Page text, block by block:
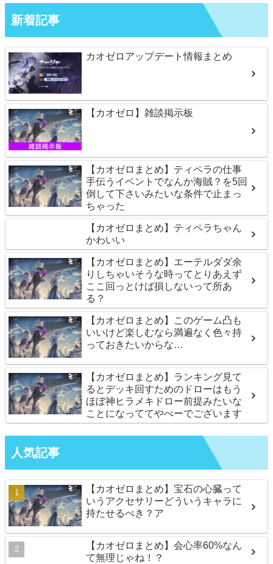
新着記事
カオゼロアップデート情報まとめ
【カオゼロ】雑談掲示板
【カオゼロまとめ】ティペラの仕事
手伝うイベントでなんか海賊？を5回
倒して下さいみたいな条件で止まっ
ちゃった
【カオゼロまとめ】ティペラちゃん
かわいい
【カオゼロまとめ】エーテルダダ余
りしちゃいそうな時ってとりあえず
ここ回っとけば損しないって所あ
る？
【カオゼロまとめ】このゲーム凸も
いいけど楽しむなら満遍なく色々持
っておきたいからな…
【カオゼロまとめ】ランキング見て
るとデッキ回すためのドローはもう
ほぼ神ヒラメキドロー前提みたいな
ことになっててやべーでございます
人気記事
【カオゼロまとめ】宝石の心臓って
いうアクセサリーどういうキャラに
持たせるべき？ア
【カオゼロまとめ】会心率60%なん
て無理じゃね！？